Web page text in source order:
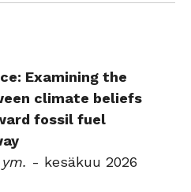
Examining the
climate beliefs
fossil fuel
- kesäkuu 2026